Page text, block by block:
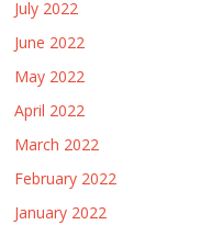
July 2022
June 2022
May 2022
April 2022
March 2022
February 2022
January 2022